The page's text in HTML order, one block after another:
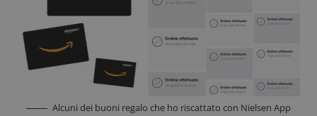
Alcuni dei buoni regalo che ho riscattato con Nielsen App